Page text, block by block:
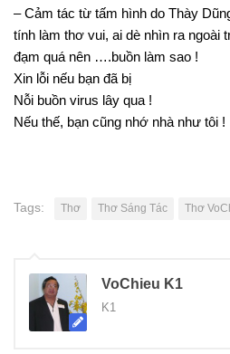
– Cảm tác từ tấm hình do Thày
tính làm thơ vui, ai dè nhìn ra ngoài
đạm quá nên ….buồn làm sao !
Xin lỗi nếu bạn đã bị
Nỗi buồn virus lây qua !
Nếu thế, bạn cũng nhớ nhà như tôi !
Tags: Thơ Thơ Sáng Tác Thơ
VoChieu K1
K1